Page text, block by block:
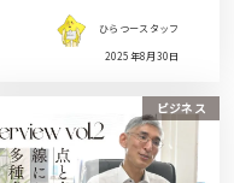
ひらつースタッフ
2025年8月30日
ビジネス